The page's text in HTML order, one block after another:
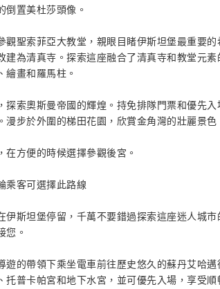
倒置美杜莎頭像。
觀聖索菲亞大教堂，親眼目睹伊斯坦堡最重要
建為清真寺。探索這座融合了清真寺和教堂元
繪畫和羅馬柱。
探索奧斯曼帝國的輝煌。持免排隊門票和優先
漫步於外圍的梯田花園，欣賞金角灣的壯麗景色
在方便的時候選擇參觀後宮。
乘客可選擇此路線
伊斯坦堡停留，千萬不要錯過探索這座迷人城
您。
遊的帶領下乘坐電車前往歷史悠久的蘇丹艾哈
托普卡帕宮和地下水宮，並可優先入場，享受順